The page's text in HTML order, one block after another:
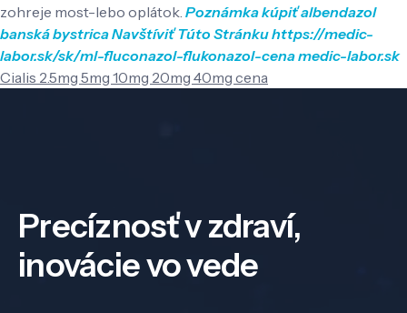
zohreje most-lebo oplátok. Poznámkakúpiť albendazol
banská bystricaNavštíviť Túto Stránkuhttps://medic-
labor.sk/sk/ml-fluconazol-flukonazol-cenamedic-labor.sk
Cialis 2.5mg 5mg 10mg 20mg 40mg cena
Precíznosť v zdraví,
inovácie vo vede